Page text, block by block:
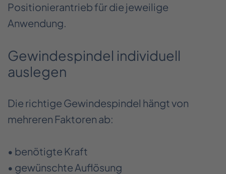
Positionierantrieb für die jeweilige
Anwendung.
Gewindespindel individuell
auslegen
Die richtige Gewindespindel hängt von
mehreren Faktoren ab:
• benötigte Kraft
• gewünschte Auflösung